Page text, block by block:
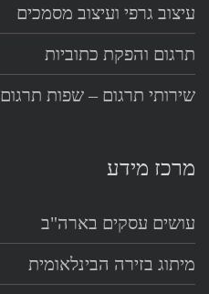
עיצוב גרפי ועיצוב מסמכים
תרגום והפקת כתוביות
שירותי תרגום – שפות תרגום
מרכז מידע
עושים עסקים בארה"ב
מיתוג בזירה הבינלאומית